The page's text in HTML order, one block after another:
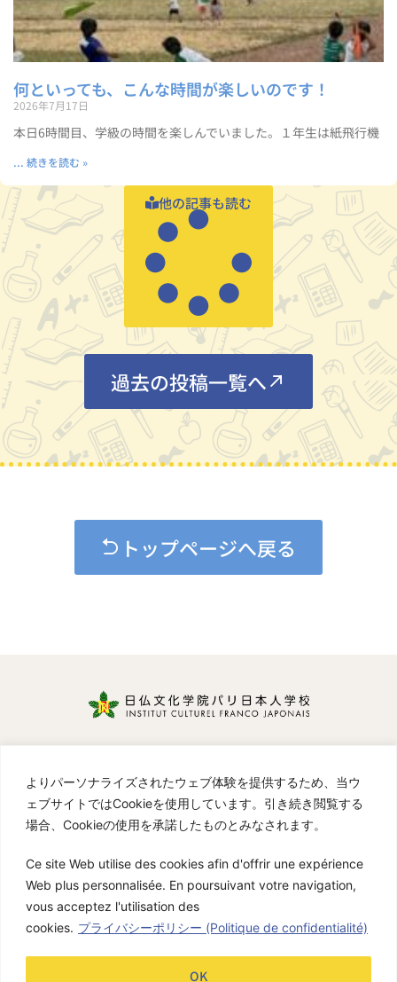
よりパーソナライズされたウェブ体験を提供するため、当ウ
ェブサイトではCookieを使用しています。引き続き閲覧する
場合、Cookieの使用を承諾したものとみなされます。
Ce site Web utilise des cookies afin d'offrir une expérience
Web plus personnalisée. En poursuivant votre navigation,
vous acceptez l'utilisation des
cookies. プライバシーポリシー (Politique de confidentialité)
OK
何といっても、こんな時間が楽しいのです！
2026年7月17日
本日6時間目、学級の時間を楽しんでいました。１年生は紙飛行機
... 続きを読む »
他の記事も読む
過去の投稿一覧へ
トップページへ戻る
リンク
プライバシーポリシー／Politique de confidentialité
Instagram Institut Culturel Franco-Japonais パリ
日本人学校
Cours de Japonais et ateliers en lien avec la culture
japonaise
Venez nombreux